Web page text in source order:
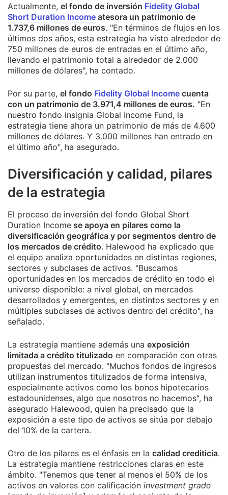
Actualmente, el fondo de inversión Fidelity Global
Short Duration Income atesora un patrimonio de
1.737,6 millones de euros. "En términos de flujos en los
últimos dos años, esta estrategia ha visto alrededor de
750 millones de euros de entradas en el último año,
llevando el patrimonio total a alrededor de 2.000
millones de dólares", ha contado.
Por su parte, el fondo Fidelity Global Income cuenta
con un patrimonio de 3.971,4 millones de euros. "En
nuestro fondo insignia Global Income Fund, la
estrategia tiene ahora un patrimonio de más de 4.600
millones de dólares. Y 3.000 millones han entrado en
el último año", ha asegurado.
Diversificación y calidad, pilares
de la estrategia
El proceso de inversión del fondo Global Short
Duration Income se apoya en pilares como la
diversificación geográfica y por segmentos dentro de
los mercados de crédito. Halewood ha explicado que
el equipo analiza oportunidades en distintas regiones,
sectores y subclases de activos. "Buscamos
oportunidades en los mercados de crédito en todo el
universo disponible: a nivel global, en mercados
desarrollados y emergentes, en distintos sectores y en
múltiples subclases de activos dentro del crédito", ha
señalado.
La estrategia mantiene además una exposición
limitada a crédito titulizado en comparación con otras
propuestas del mercado. "Muchos fondos de ingresos
utilizan instrumentos titulizados de forma intensiva,
especialmente activos como los bonos hipotecarios
estadounidenses, algo que nosotros no hacemos", ha
asegurado Halewood, quien ha precisado que la
exposición a este tipo de activos se sitúa por debajo
del 10% de la cartera.
Otro de los pilares es el énfasis en la calidad crediticia.
La estrategia mantiene restricciones claras en este
ámbito. "Tenemos que tener al menos el 50% de los
activos en valores con calificación investment grade